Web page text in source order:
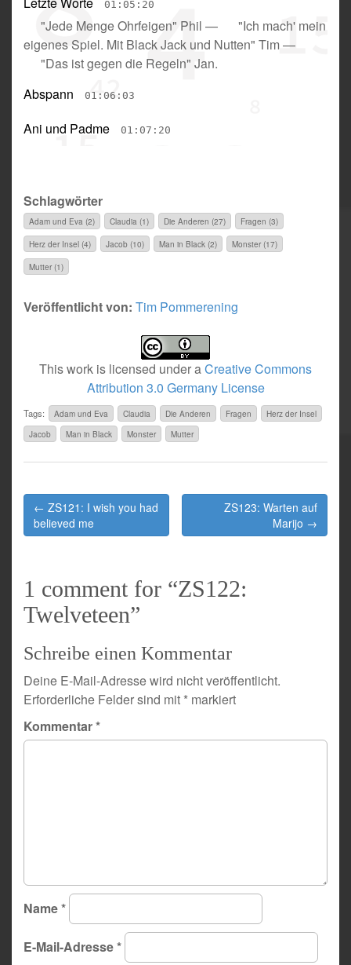
01:05:20
"Jede Menge Ohrfeigen" Phil —
"Ich mach' mein
eigenes Spiel. Mit Black Jack und Nutten" Tim—
"Das ist gegen die Regeln" Jan.
Abspann
01:06:03
Ani und Padme 01:07:20
Schlagwörter
Adam und Eva (2) Claudia (1) Die Anderen (27)
Fragen (3)
Herz der Insel (4)
Jacob (10) Man in Black (2)
Monster (17)
Mutter (1)
Veröffentlicht von: Tim Pommerening
This work is licensed under aCreative Commons
Attribution 3.0 Germany License
Tags: Adam und Eva Claudia Die Anderen Fragen
Herz der Insel
Jacob
Man in Black Monster Mutter
Post
navigation
← ZS121: I wish you had
believed me
ZS123: Warten auf
Marijo →
1 comment for “ZS122:
Twelveteen”
Schreibe einen Kommentar
Deine E-Mail-Adresse wird nicht veröffentlicht.
Erforderliche Felder sind mit * markiert
Kommentar*
Name*
E-Mail-Adresse*